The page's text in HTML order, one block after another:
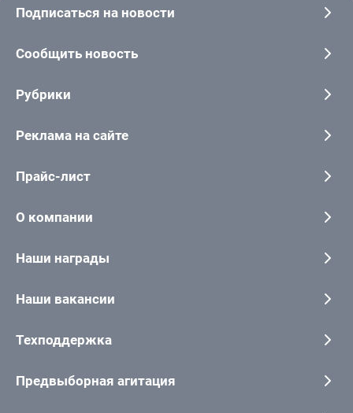
Подписаться на новости
Сообщить новость
Рубрики
Реклама на сайте
Прайс-лист
О компании
Наши награды
Наши вакансии
Техподдержка
Предвыборная агитация